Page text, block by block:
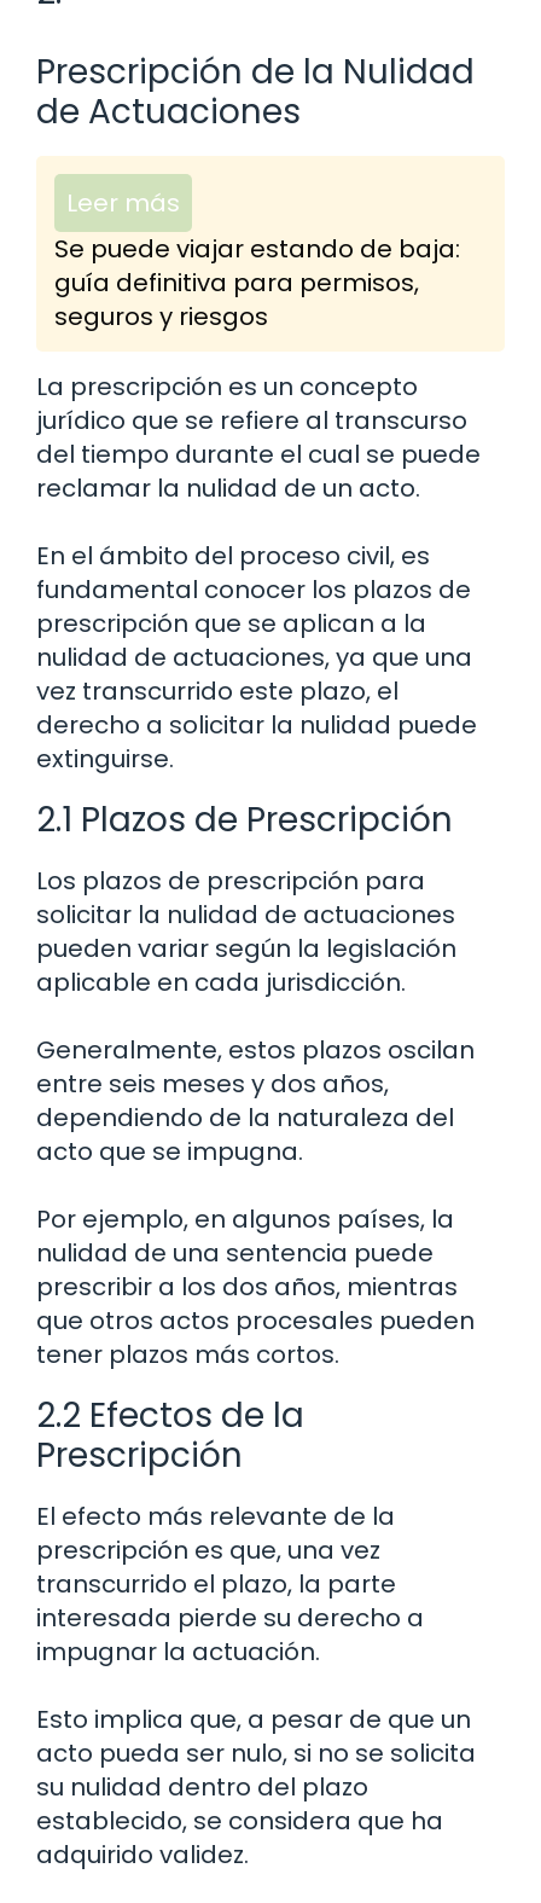
Prescripción de la Nulidad
de Actuaciones
Leer más
Se puede viajar estando de baja:
guía definitiva para permisos,
seguros y riesgos
La prescripción es un concepto
jurídico que se refiere al transcurso
del tiempo durante el cual se puede
reclamar la nulidad de un acto.
En el ámbito del proceso civil, es
fundamental conocer los plazos de
prescripción que se aplican a la
nulidad de actuaciones, ya que una
vez transcurrido este plazo, el
derecho a solicitar la nulidad puede
extinguirse.
2.1 Plazos de Prescripción
Los plazos de prescripción para
solicitar la nulidad de actuaciones
pueden variar según la legislación
aplicable en cada jurisdicción.
Generalmente, estos plazos oscilan
entre seis meses y dos años,
dependiendo de la naturaleza del
acto que se impugna.
Por ejemplo, en algunos países, la
nulidad de una sentencia puede
prescribir a los dos años, mientras
que otros actos procesales pueden
tener plazos más cortos.
2.2 Efectos de la
Prescripción
El efecto más relevante de la
prescripción es que, una vez
transcurrido el plazo, la parte
interesada pierde su derecho a
impugnar la actuación.
Esto implica que, a pesar de que un
acto pueda ser nulo, si no se solicita
su nulidad dentro del plazo
establecido, se considera que ha
adquirido validez.